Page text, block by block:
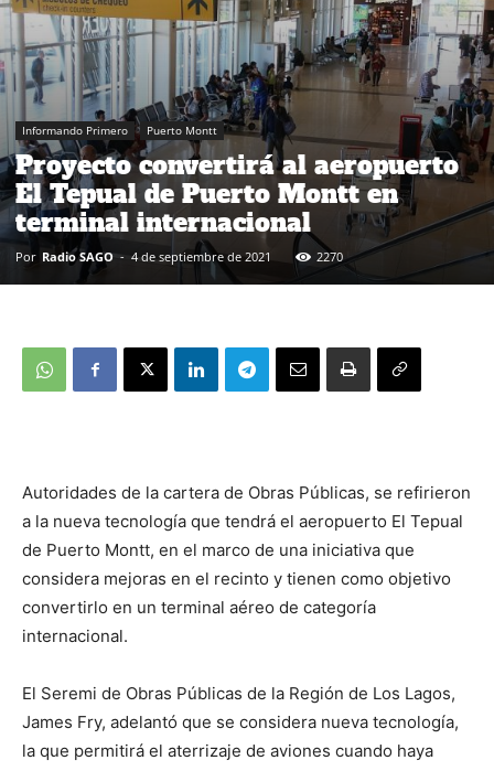
Informando Primero Puerto Montt
Proyecto convertirá al aeropuerto
El Tepual de Puerto Montt en
terminal internacional
Por Radio SAGO - 4 de septiembre de 2021 2270
Autoridades de la cartera de Obras Públicas, se refirieron
a la nueva tecnología que tendrá el aeropuerto El Tepual
de Puerto Montt, en el marco de una iniciativa que
considera mejoras en el recinto y tienen como objetivo
convertirlo en un terminal aéreo de categoría
internacional.
El Seremi de Obras Públicas de la Región de Los Lagos,
James Fry, adelantó que se considera nueva tecnología,
la que permitirá el aterrizaje de aviones cuando haya